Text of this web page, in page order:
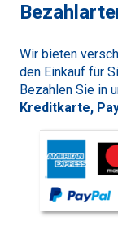
Wir bieten
den Einkauf für
Bezahlen Sie in
Kreditkarte,